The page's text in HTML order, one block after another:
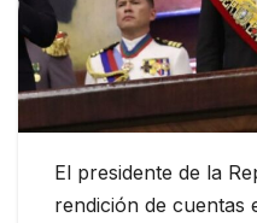
El presidente de la
rendición de cuentas